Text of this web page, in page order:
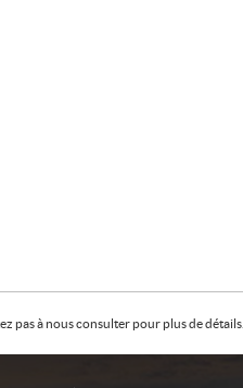
pas à nous consulter pour plus de détails.